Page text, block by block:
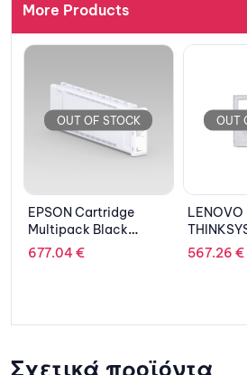
More Products
OUT OF STOCK
LENOVO
THINKSYSTEM SSD
960GB Sata 2.5” Hot-
567.26€
269.32€
Σχετικά προϊόντα